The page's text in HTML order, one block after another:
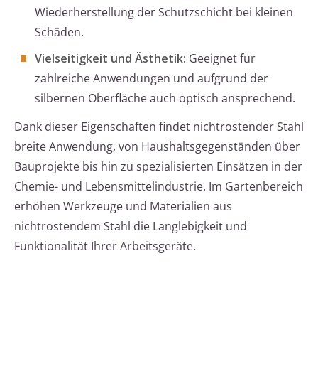
Wiederherstellung der Schutzschicht bei kleinen
Schäden.
Vielseitigkeit und Ästhetik: Geeignet für
zahlreiche Anwendungen und aufgrund der
silbernen Oberfläche auch optisch ansprechend.
Dank dieser Eigenschaften findet nichtrostender Stahl
breite Anwendung, von Haushaltsgegenständen über
Bauprojekte bis hin zu spezialisierten Einsätzen in der
Chemie- und Lebensmittelindustrie. Im Gartenbereich
erhöhen Werkzeuge und Materialien aus
nichtrostendem Stahl die Langlebigkeit und
Funktionalität Ihrer Arbeitsgeräte.